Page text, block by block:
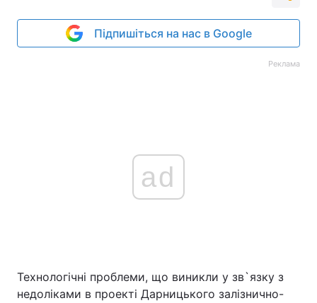
Підпишіться на нас в Google
Реклама
ad
Технологічні проблеми, що виникли у зв`язку з
недоліками в проекті Дарницького залізнично-